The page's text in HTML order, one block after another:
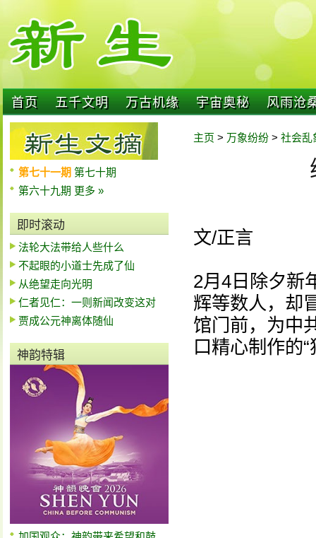
首页 五千文明 万古机缘 宇宙奥秘 风雨沧
第七十一期 第七十期
第六十九期 更多 »
即时滚动
法轮大法带给人些什么
不起眼的小道士先成了仙
从绝望走向光明
仁者见仁：一则新闻改变这对
贾成公元神离体随仙
神韵特辑
主页 > 万象纷纷 > 社会乱
文/正言
2月4日除夕新
辉等数人，却
馆门前，为中
口精心制作的